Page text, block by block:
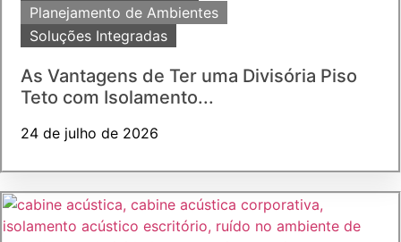
Planejamento de Ambientes
Soluções Integradas
As Vantagens de Ter uma Divisória Piso
Teto com Isolamento...
24 de julho de 2026